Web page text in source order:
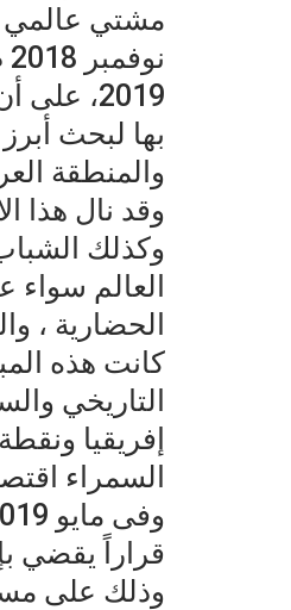
مشتي عالمي
2019،
بها لبحث
والمنطقة
وقد نال هذا
وكذلك الشباب
العالم سواء
الحضارية ،
كانت هذه
التاريخي
إفريقيا
السمراء
قراراً يقضي